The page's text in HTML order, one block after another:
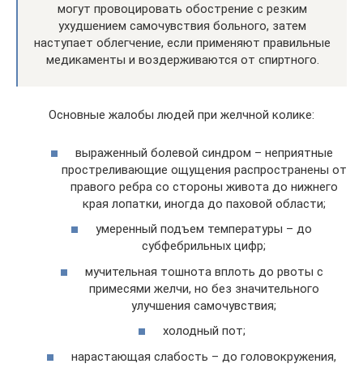
могут провоцировать обострение с резким
ухудшением самочувствия больного, затем
наступает облегчение, если применяют правильные
медикаменты и воздерживаются от спиртного.
Основные жалобы людей при желчной колике:
выраженный болевой синдром – неприятные
простреливающие ощущения распространены от
правого ребра со стороны живота до нижнего
края лопатки, иногда до паховой области;
умеренный подъем температуры – до
субфебрильных цифр;
мучительная тошнота вплоть до рвоты с
примесями желчи, но без значительного
улучшения самочувствия;
холодный пот;
нарастающая слабость – до головокружения,